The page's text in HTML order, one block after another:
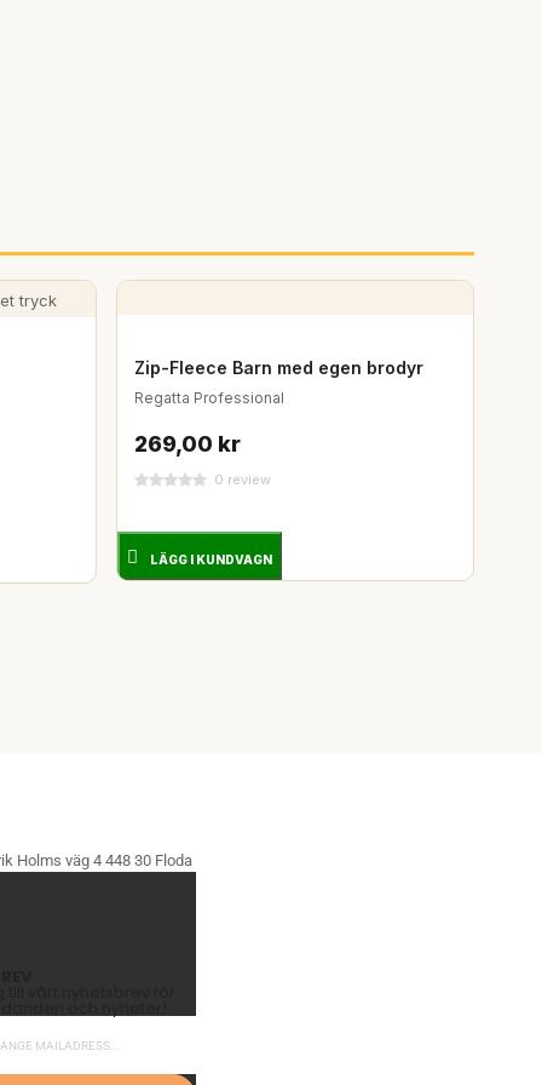
Zip-Fleece Barn med egen brodyr
Regatta Professional
269,00 kr
0 review
LÄGG I KUNDVAGN
Holms väg 4 448 30 Floda